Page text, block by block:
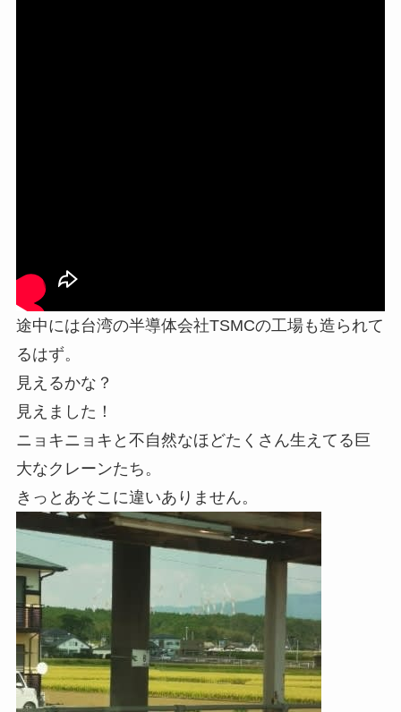
途中には台湾の半導体会社TSMCの工場も造られて
るはず。
見えるかな？
見えました！
ニョキニョキと不自然なほどたくさん生えてる巨
大なクレーンたち。
きっとあそこに違いありません。